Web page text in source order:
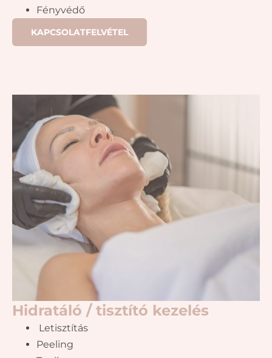
Fényvédő
KAPCSOLATFELVÉTEL
Hidratáló / tisztító kezelés
Letisztítás
Peeling